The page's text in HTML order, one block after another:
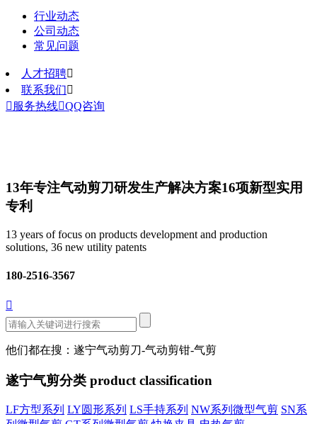
行业动态
公司动态
常见问题
人才招聘
联系我们
 服务热线QQ咨询
13年专注气动剪刀研发生产解决方案16项新型实用
专利
13 years of focus on products development and production
solutions, 36 new utility patents
180-2516-3567

他们都在搜：遂宁气动剪刀-气动剪钳-气剪
遂宁气剪分类 product classification
LF方型系列 LY圆形系列 LS手持系列 NW系列微型气剪 SN系